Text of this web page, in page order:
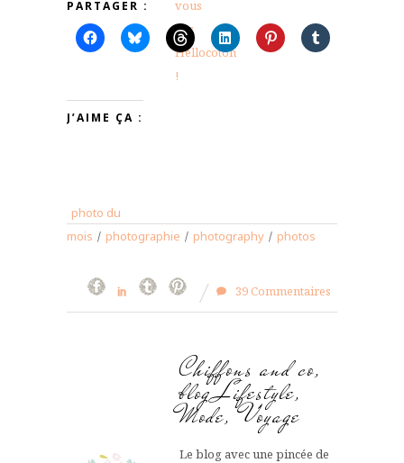
PARTAGER :
J’AIME ÇA :
photo du
mois / photographie / photography / photos
39 Commentaires
Chiffons and co,
blog Lifestyle,
Mode, Voyage
Le blog avec une pincée de